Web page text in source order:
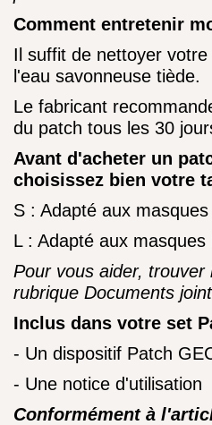
Comment entretenir
Il suffit de nettoyer
l'eau savonneuse tiède.
Le fabricant
du patch tous les 30
Avant d'acheter un
choisissez bien votre
S : Adapté aux
L : Adapté aux
Pour vous aider,
rubrique Documents
Inclus dans votre set
- Un dispositif Patch
- Une notice d'utilisation
Conformément à